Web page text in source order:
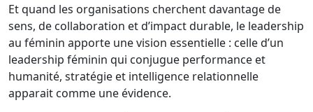
Et quand les organisations cherchent davantage de
sens, de collaboration et d’impact durable, le leadership
au féminin apporte une vision essentielle : celle d’un
leadership féminin qui conjugue performance et
humanité, stratégie et intelligence relationnelle
apparait comme une évidence.